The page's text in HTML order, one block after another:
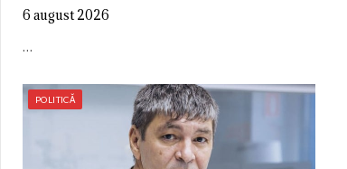
6 august 2026
…
POLITICĂ